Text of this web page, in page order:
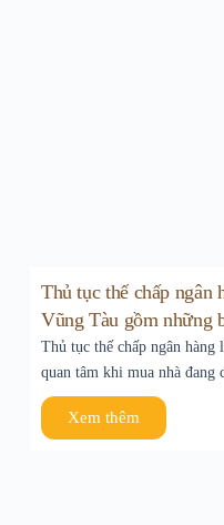
Thủ tục thế chấp ngân
Vũng Tàu gồm những
Thủ tục thế chấp ngân
quan tâm khi mua nhà đang
Xem thêm